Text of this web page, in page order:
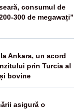
consumul de
300 de megawați”
Ankara, un acord
prin Turcia al
bovine
asigură o